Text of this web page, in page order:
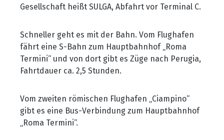
Gesellschaft heißt SULGA, Abfahrt vor Terminal C.
Schneller geht es mit der Bahn. Vom Flughafen
fährt eine S-Bahn zum Hauptbahnhof „Roma
Termini“ und von dort gibt es Züge nach Perugia,
Fahrtdauer ca. 2,5 Stunden.
Vom zweiten römischen Flughafen „Ciampino“
gibt es eine Bus-Verbindung zum Hauptbahnhof
„Roma Termini“.